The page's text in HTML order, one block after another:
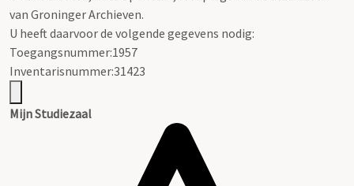
van Groninger Archieven.
U heeft daarvoor de volgende gegevens nodig:
Toegangsnummer:1957
Inventarisnummer:31423
Mijn Studiezaal